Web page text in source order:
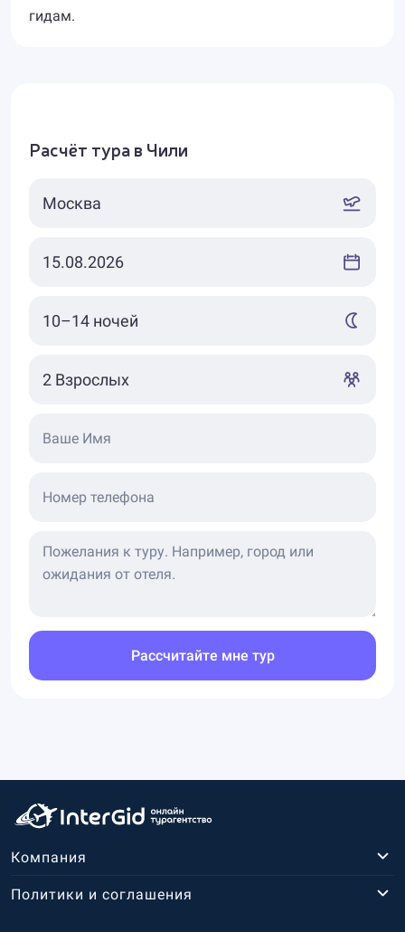
гидам.
Расчёт тура в Чили
Ваше Имя
Номер телефона
Рассчитайте мне тур
Компания
Политики и соглашения